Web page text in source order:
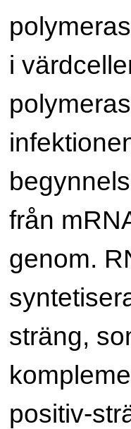
i
från
genom.
sträng,
positiv-